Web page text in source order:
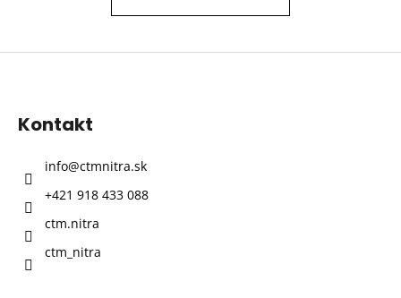
Kontakt
info@ctmnitra.sk
+421 918 433 088
ctm.nitra
ctm_nitra